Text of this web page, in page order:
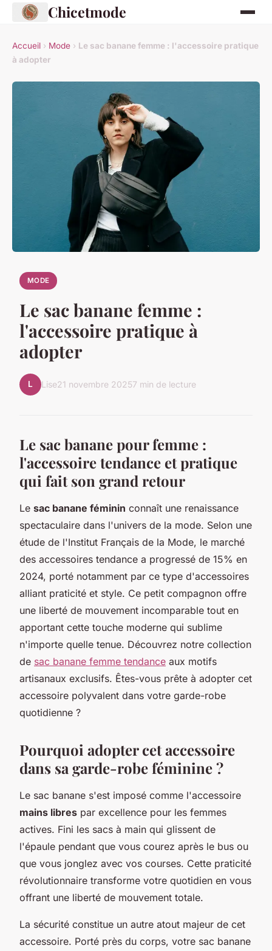
Chicetmode
Accueil › Mode › Le sac banane femme : l'accessoire pratique
à adopter
MODE
Le sac banane femme :
l'accessoire pratique à
adopter
L Lise21 novembre 20257 min de lecture
Le sac banane pour femme :
l'accessoire tendance et pratique
qui fait son grand retour
Le sac banane féminin connaît une renaissance
spectaculaire dans l'univers de la mode. Selon une
étude de l'Institut Français de la Mode, le marché
des accessoires tendance a progressé de 15% en
2024, porté notamment par ce type d'accessoires
alliant praticité et style. Ce petit compagnon offre
une liberté de mouvement incomparable tout en
apportant cette touche moderne qui sublime
n'importe quelle tenue. Découvrez notre collection
de sac banane femme tendance aux motifs
artisanaux exclusifs. Êtes-vous prête à adopter cet
accessoire polyvalent dans votre garde-robe
quotidienne ?
Pourquoi adopter cet accessoire
dans sa garde-robe féminine ?
Le sac banane s'est imposé comme l'accessoire
mains libres par excellence pour les femmes
actives. Fini les sacs à main qui glissent de
l'épaule pendant que vous courez après le bus ou
que vous jonglez avec vos courses. Cette praticité
révolutionnaire transforme votre quotidien en vous
offrant une liberté de mouvement totale.
La sécurité constitue un autre atout majeur de cet
accessoire. Porté près du corps, votre sac banane